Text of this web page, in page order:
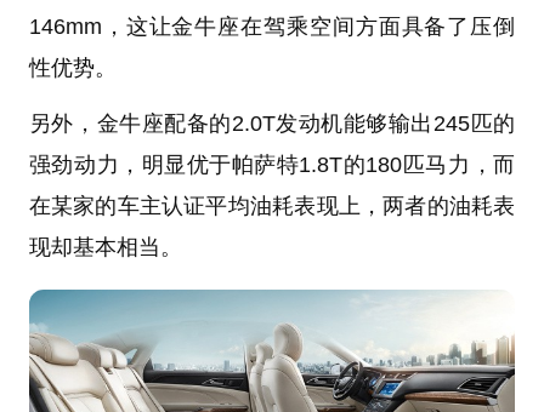
146mm，这让金牛座在驾乘空间方面具备了压倒
性优势。
另外，金牛座配备的2.0T发动机能够输出245匹的
强劲动力，明显优于帕萨特1.8T的180匹马力，而
在某家的车主认证平均油耗表现上，两者的油耗表
现却基本相当。